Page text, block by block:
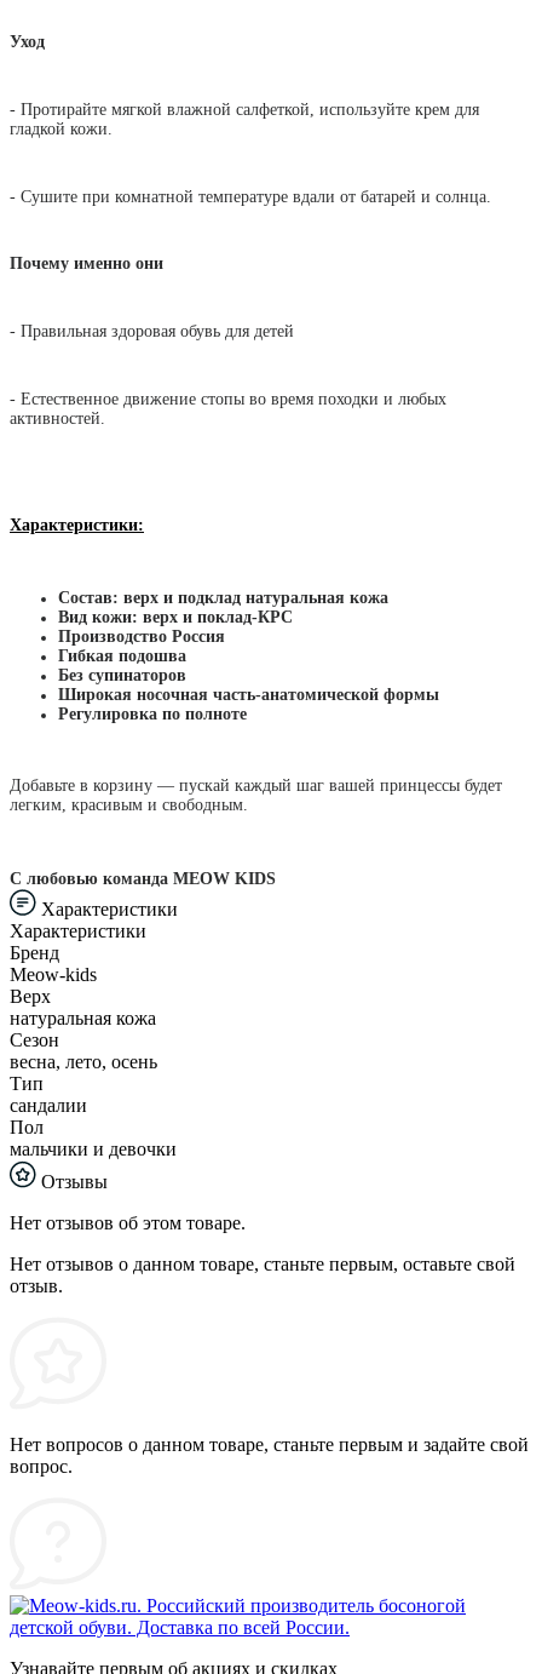
Уход
- Протирайте мягкой влажной салфеткой, используйте крем для
гладкой кожи.
- Сушите при комнатной температуре вдали от батарей и солнца.
Почему именно они
- Правильная здоровая обувь для детей
- Естественное движение стопы во время походки и любых
активностей.
Характеристики:
Состав: верх и подклад натуральная кожа
Вид кожи: верх и поклад-КРС
Производство Россия
Гибкая подошва
Без супинаторов
Широкая носочная часть-анатомической формы
Регулировка по полноте
Добавьте в корзину — пускай каждый шаг вашей принцессы будет
легким, красивым и свободным.
С любовью команда MEOW KIDS
Характеристики
Характеристики
Бренд
Meow-kids
Верх
натуральная кожа
Сезон
весна, лето, осень
Тип
сандалии
Пол
мальчики и девочки
Отзывы
Нет отзывов об этом товаре.
Нет отзывов о данном товаре, станьте первым, оставьте свой
отзыв.
Нет вопросов о данном товаре, станьте первым и задайте свой
вопрос.
Узнавайте первым об акциях и скидках